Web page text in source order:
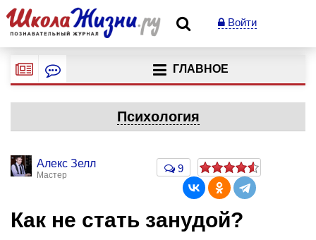
Войти
ГЛАВНОЕ
Психология
Алекс Зелл
Мастер
9
Как не стать занудой?